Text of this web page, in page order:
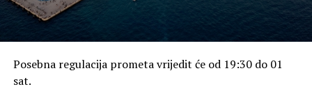
PLANIRAJTE NA VRIJEME / Evo gdje možete u spizu ove
nedjelje…
Posebna regulacija prometa vrijedit će od 19:30 do 01
sat.